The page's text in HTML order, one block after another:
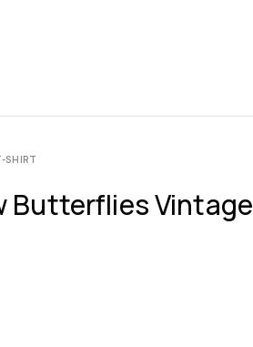
SHIRT
Butterflies Vintage